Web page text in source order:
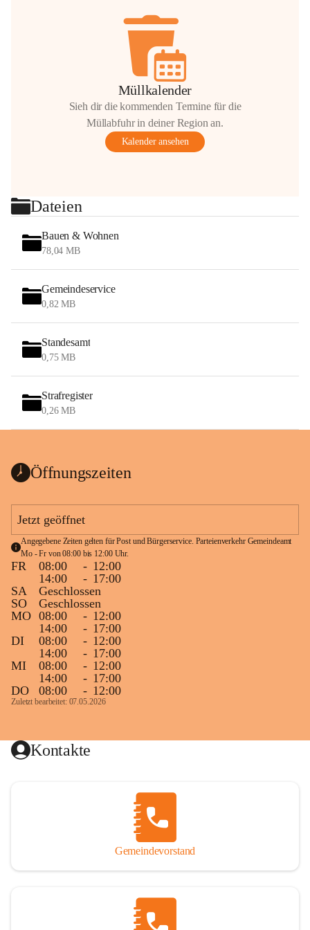
Müllkalender
Sieh dir die kommenden Termine für die
Müllabfuhr in deiner Region an.
Kalender ansehen
Dateien
Bauen & Wohnen
78,04 MB
Gemeindeservice
0,82 MB
Standesamt
0,75 MB
Strafregister
0,26 MB
Öffnungszeiten
Jetzt geöffnet
Angegebene Zeiten gelten für Post und Bürgerservice. Parteienverkehr Gemeindeamt
Mo - Fr von 08:00 bis 12:00 Uhr.
FR 08:00 - 12:00
14:00
- 17:00
SA
Geschlossen
SO
Geschlossen
MO 08:00 - 12:00
14:00
- 17:00
DI
08:00 - 12:00
14:00
- 17:00
MI
08:00 - 12:00
14:00
- 17:00
DO
08:00 - 12:00
Zuletzt bearbeitet: 07.05.2026
Kontakte
Gemeindevorstand